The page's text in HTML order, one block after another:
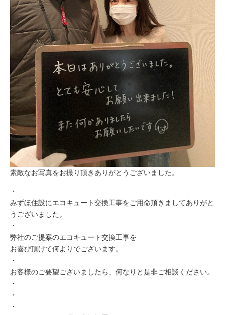
素敵なお写真をお撮り頂きありがとうございました。
・
みずほ住設にエコキュート交換工事をご用命頂きましてありがと
うございました。
・
弊社のご提案のエコキュート交換工事を
お喜び頂けて何よりでございます。
・
お客様のご要望ございましたら、何なりと是非ご相談ください。
・
・
・